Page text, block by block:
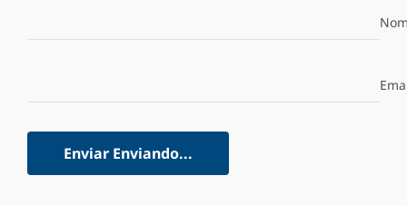
Enviar Enviando...